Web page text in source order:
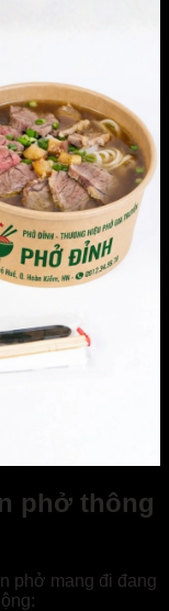
phở thông
phở mang đi đang